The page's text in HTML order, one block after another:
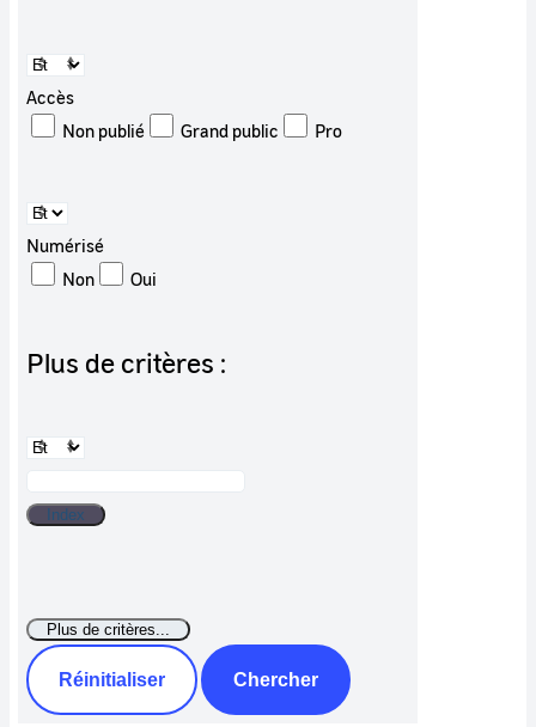
Accès
Non publié
Grand public Pro
Numérisé
Non
Oui
Plus de critères :
Réinitialiser Chercher